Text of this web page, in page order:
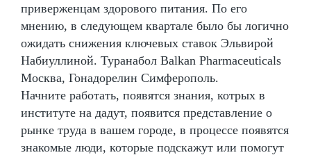
приверженцам здорового питания. По его
мнению, в следующем квартале было бы логично
ожидать снижения ключевых ставок Эльвирой
Набиуллиной. Туранабол Balkan Pharmaceuticals
Москва, Гонадорелин Симферополь.
Начните работать, появятся знания, котрых в
институте на дадут, появится представление о
рынке труда в вашем городе, в процессе появятся
знакомые люди, которые подскажут или помогут